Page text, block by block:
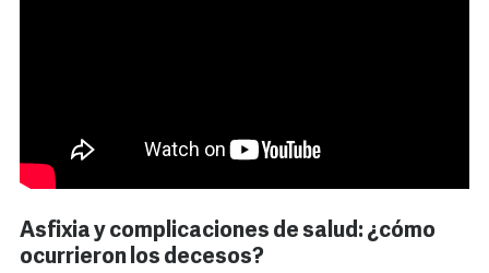
Asfixia y complicaciones de salud: ¿cómo
ocurrieron los decesos?